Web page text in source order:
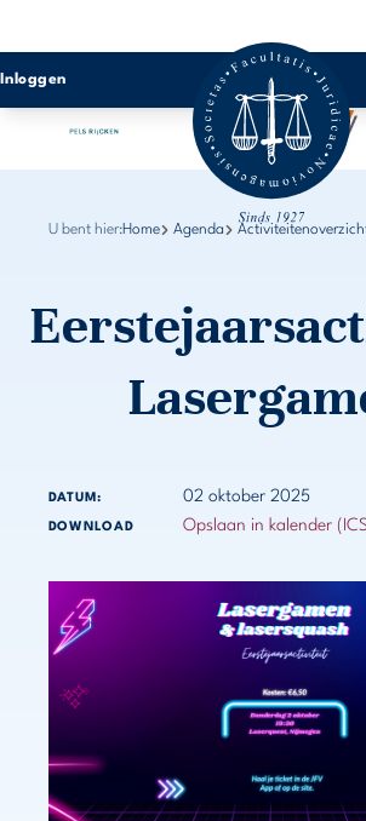
Inloggen
U bent hier:Home Agenda
DATUM: 02 oktober 2025
DOWNLOAD Opslaan in kalender